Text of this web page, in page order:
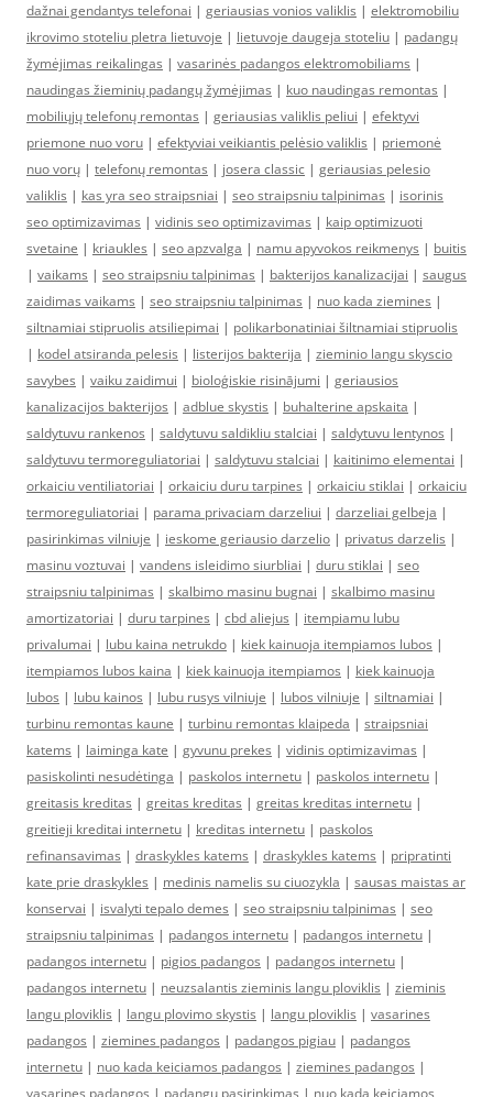
dažnai gendantys telefonai | geriausias vonios valiklis | elektromobiliu
ikrovimo stoteliu pletra lietuvoje | lietuvoje daugeja stoteliu | padangų
žymėjimas reikalingas | vasarinės padangos elektromobiliams |
naudingas žieminių padangų žymėjimas | kuo naudingas remontas |
mobiliųjų telefonų remontas | geriausias valiklis peliui | efektyvi
priemone nuo voru | efektyviai veikiantis pelėsio valiklis | priemonė
nuo vorų | telefonų remontas | josera classic | geriausias pelesio
valiklis | kas yra seo straipsniai | seo straipsniu talpinimas | isorinis
seo optimizavimas | vidinis seo optimizavimas | kaip optimizuoti
svetaine | kriaukles | seo apzvalga | namu apyvokos reikmenys | buitis
| vaikams | seo straipsniu talpinimas | bakterijos kanalizacijai | saugus
zaidimas vaikams | seo straipsniu talpinimas | nuo kada ziemines |
siltnamiai stipruolis atsiliepimai | polikarbonatiniai šiltnamiai stipruolis
| kodel atsiranda pelesis | listerijos bakterija | zieminio langu skyscio
savybes | vaiku zaidimui | bioloģiskie risinājumi | geriausios
kanalizacijos bakterijos | adblue skystis | buhalterine apskaita |
saldytuvu rankenos | saldytuvu saldikliu stalciai | saldytuvu lentynos |
saldytuvu termoreguliatoriai | saldytuvu stalciai | kaitinimo elementai |
orkaiciu ventiliatoriai | orkaiciu duru tarpines | orkaiciu stiklai | orkaiciu
termoreguliatoriai | parama privaciam darzeliui | darzeliai gelbeja |
pasirinkimas vilniuje | ieskome geriausio darzelio | privatus darzelis |
masinu voztuvai | vandens isleidimo siurbliai | duru stiklai | seo
straipsniu talpinimas | skalbimo masinu bugnai | skalbimo masinu
amortizatoriai | duru tarpines | cbd aliejus | itempiamu lubu
privalumai | lubu kaina netrukdo | kiek kainuoja itempiamos lubos |
itempiamos lubos kaina | kiek kainuoja itempiamos | kiek kainuoja
lubos | lubu kainos | lubu rusys vilniuje | lubos vilniuje | siltnamiai |
turbinu remontas kaune | turbinu remontas klaipeda | straipsniai
katems | laiminga kate | gyvunu prekes | vidinis optimizavimas |
pasiskolinti nesudėtinga | paskolos internetu | paskolos internetu |
greitasis kreditas | greitas kreditas | greitas kreditas internetu |
greitieji kreditai internetu | kreditas internetu | paskolos
refinansavimas | draskykles katems | draskykles katems | pripratinti
kate prie draskykles | medinis namelis su ciuozykla | sausas maistas ar
konservai | isvalyti tepalo demes | seo straipsniu talpinimas | seo
straipsniu talpinimas | padangos internetu | padangos internetu |
padangos internetu | pigios padangos | padangos internetu |
padangos internetu | neuzsalantis zieminis langu ploviklis | zieminis
langu ploviklis | langu plovimo skystis | langu ploviklis | vasarines
padangos | ziemines padangos | padangos pigiau | padangos
internetu | nuo kada keiciamos padangos | ziemines padangos |
vasarines padangos | padangu pasirinkimas | nuo kada keiciamos